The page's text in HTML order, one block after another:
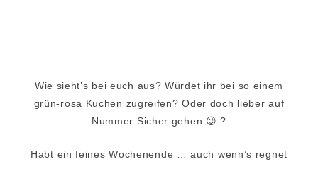
Wie sieht’s bei euch aus? Würdet ihr bei so einem
grün-rosa Kuchen zugreifen? Oder doch lieber auf
Nummer Sicher gehen 😉 ?
Habt ein feines Wochenende … auch wenn’s regnet